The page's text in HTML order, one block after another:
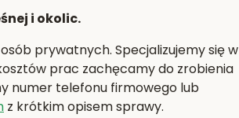
i okolic.
prywatnych. Specjalizujemy się w
prac zachęcamy do zrobienia
numer telefonu firmowego lub
z krótkim opisem sprawy.